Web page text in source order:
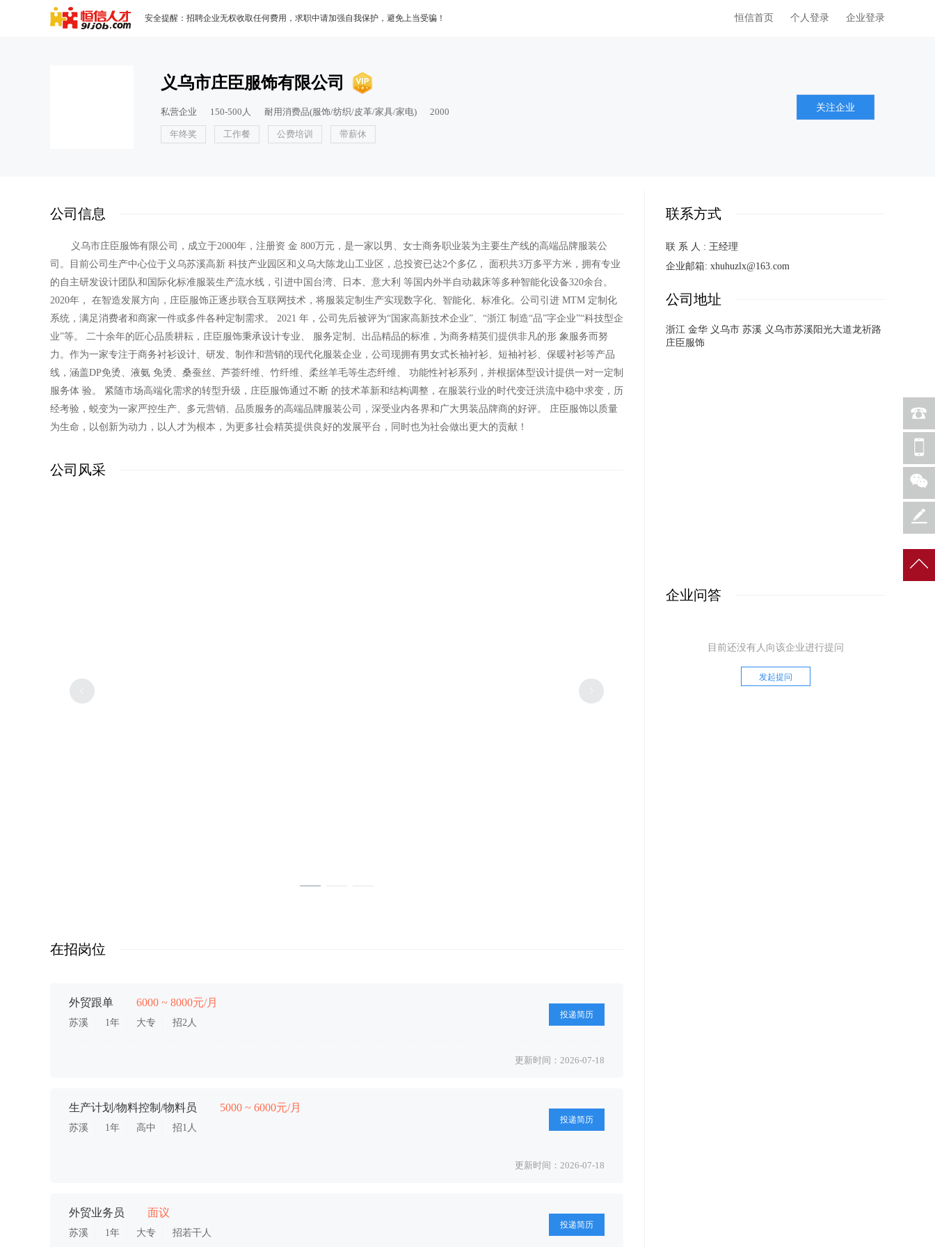
安全提醒：招聘企业无权收取任何费用，求职中请加强自我保护，避免上当受骗！ 恒信首页 个人登录 企业登录
义乌市庄臣服饰有限公司
私营企业 150-500人 耐用消费品(服饰/纺织/皮革/家具/家电) 2000
年终奖 工作餐 公费培训 带薪休
关注企业
公司信息
义乌市庄臣服饰有限公司，成立于2000年，注册资 金 800万元，是一家以男、女士商务职业装为主要生产线的高端品牌服装公
司。目前公司生产中心位于义乌苏溪高新 科技产业园区和义乌大陈龙山工业区，总投资已达2个多亿， 面积共3万多平方米，拥有专业
的自主研发设计团队和国际化标准服装生产流水线，引进中国台湾、日本、意大利 等国内外半自动裁床等多种智能化设备320余台。
2020年， 在智造发展方向，庄臣服饰正逐步联合互联网技术，将服装定制生产实现数字化、智能化、标准化。公司引进 MTM 定制化
系统，满足消费者和商家一件或多件各种定制需求。 2021 年，公司先后被评为“国家高新技术企业”、“浙江 制造“品”字企业”“科技型企
业”等。 二十余年的匠心品质耕耘，庄臣服饰秉承设计专业、 服务定制、出品精品的标准，为商务精英们提供非凡的形 象服务而努
力。作为一家专注于商务衬衫设计、研发、制作和营销的现代化服装企业，公司现拥有男女式长袖衬衫、短袖衬衫、保暖衬衫等产品
线，涵盖DP免烫、液氨 免烫、桑蚕丝、芦荟纤维、竹纤维、柔丝羊毛等生态纤维、 功能性衬衫系列，并根据体型设计提供一对一定制
服务体 验。 紧随市场高端化需求的转型升级，庄臣服饰通过不断 的技术革新和结构调整，在服装行业的时代变迁洪流中稳中求变，历
经考验，蜕变为一家严控生产、多元营销、品质服务的高端品牌服装公司，深受业内各界和广大男装品牌商的好评。 庄臣服饰以质量
为生命，以创新为动力，以人才为根本，为更多社会精英提供良好的发展平台，同时也为社会做出更大的贡献！
公司风采
在招岗位
外贸跟单 6000 ~ 8000元/月
苏溪 1年 大专 招2人
投递简历
更新时间：2026-07-18
生产计划/物料控制/物料员 5000 ~ 6000元/月
苏溪 1年 高中 招1人
投递简历
更新时间：2026-07-18
外贸业务员 面议
苏溪 1年 大专 招若干人
投递简历
联系方式
联 系 人 : 王经理
企业邮箱: xhuhuzlx@163.com
公司地址
浙江 金华 义乌市 苏溪 义乌市苏溪阳光大道龙祈路
庄臣服饰
企业问答
目前还没有人向该企业进行提问
发起提问